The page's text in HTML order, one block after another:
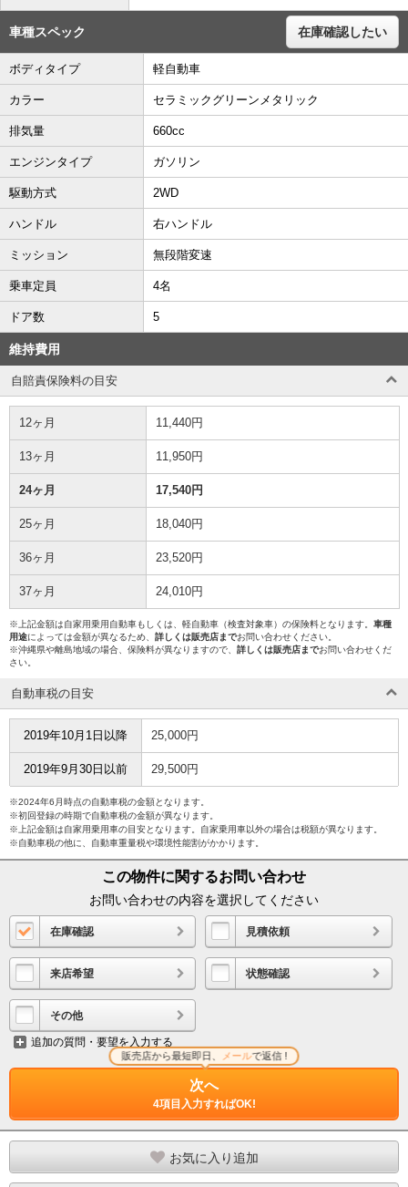
車種スペック 在庫確認したい
ボディタイプ 軽自動車
カラー セラミックグリーンメタリック
排気量 660cc
エンジンタイプ ガソリン
駆動方式 2WD
ハンドル 右ハンドル
ミッション 無段階変速
乗車定員 4名
ドア数 5
維持費用
自賠責保険料の目安
12ヶ月 11,440円
13ヶ月 11,950円
24ヶ月 17,540円
25ヶ月 18,040円
36ヶ月 23,520円
37ヶ月 24,010円
※上記金額は自家用乗用自動車もしくは、軽自動車（検査対象車）の保険料となります。 車種
用途によっては金額が異なるため、 詳しくは販売店までお問い合わせください。
※沖縄県や離島地域の場合、保険料が異なりますので、 詳しくは販売店までお問い合わせくだ
さい。
自動車税の目安
2019年10月1日以降 25,000円
2019年9月30日以前 29,500円
※2024年6月時点の自動車税の金額となります。
※初回登録の時期で自動車税の金額が異なります。
※上記金額は自家用乗用車の目安となります。自家乗用車以外の場合は税額が異なります。
※自動車税の他に、自動車重量税や環境性能割がかかります。
この物件に関するお問い合わせ
お問い合わせの内容を選択してください
在庫確認 見積依頼
来店希望 状態確認
その他
追加の質問・要望を入力する
次へ
4項目入力すればOK!
販売店から最短即日、 メール で返信 !
お気に入り追加